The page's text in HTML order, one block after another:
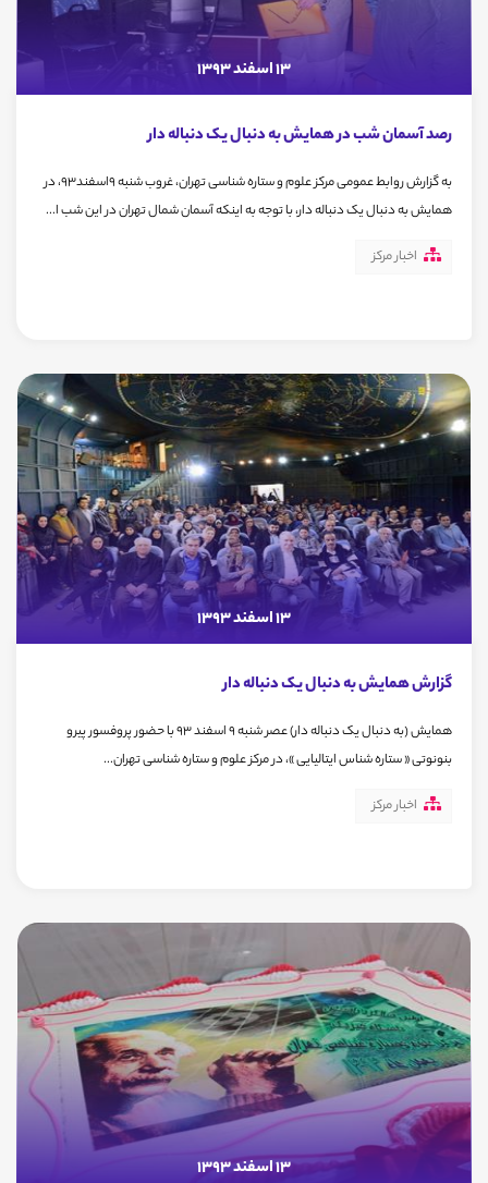
13 اسفند 1393
رصد آسمان شب در همایش به دنبال یک دنباله دار
به گزارش روابط عمومی مرکز علوم و ستاره شناسی تهران، غروب شنبه 9اسفند93، در
همایش به دنبال یک دنباله دار، با توجه به اینکه آسمان شمال تهران در این شب ا...
اخبار مرکز
13 اسفند 1393
گزارش همایش به دنبال یک دنباله دار
همایش (به دنبال یک دنباله دار) عصر شنبه 9 اسفند 93 با حضور پروفسور پیرو
بنونوتی « ستاره شناس ایتالیایی »، در مرکز علوم و ستاره شناسی تهران...
اخبار مرکز
13 اسفند 1393